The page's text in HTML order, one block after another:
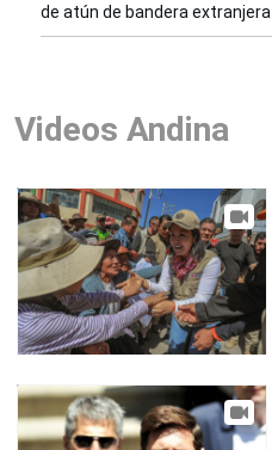
de atún de bandera extranjera
Videos Andina